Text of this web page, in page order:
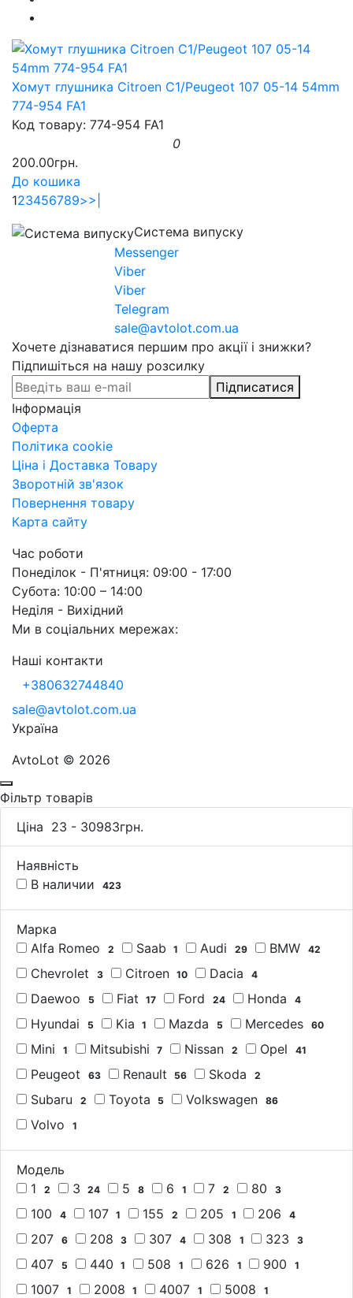
Хомут глушника Citroen C1/Peugeot 107 05-14 54mm
774-954 FA1
Код товару: 774-954 FA1
0
200.00грн.
До кошика
123456789>>|
Система випуску
Messenger
Viber
Viber
Telegram
sale@avtolot.com.ua
Хочете дізнаватися першим про акції і знижки?
Підпишіться на нашу розсилку
Підписатися
Інформація
Оферта
Політика cookie
Ціна і Доставка Товару
Зворотній зв'язок
Повернення товару
Карта сайту
Час роботи
Понеділок - П'ятниця: 09:00 - 17:00
Субота: 10:00 – 14:00
Неділя - Вихідний
Ми в соціальних мережах:
Наші контакти
+380632744840
sale@avtolot.com.ua
Українa
AvtoLot © 2026
Фільтр товарів
Ціна 23 - 30983грн.
Наявність
В наличии
423
Марка
Alfa Romeo
2 Saab 1 Audi 29 BMW 42
Chevrolet 3 Citroen 10 Dacia 4
Daewoo 5 Fiat 17 Ford 24 Honda 4
Hyundai 5 Kia 1 Mazda 5 Mercedes 60
Mini 1 Mitsubishi 7 Nissan 2 Opel 41
Peugeot 63 Renault 56 Skoda 2
Subaru 2 Toyota 5 Volkswagen 86
Volvo 1
Модель
1
2 3 24 5 8 6 1 7 2 80 3
100 4 107 1 155 2 205 1 206 4
207 6 208 3 307 4 308 1 323 3
407 5 440 1 508 1 626 1 900 1
1007 1 2008 1 4007 1 5008 1